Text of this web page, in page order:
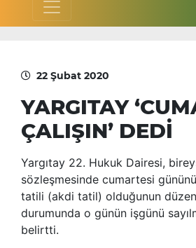
22 Şubat 2020
YARGITAY
ÇALIŞIN’ DEDİ
Yargıtay 22. Hukuk Dairesi,
sözleşmesinde cumartesi
tatili (akdi tatil) olduğunun
durumunda o günün işgünü
belirtti.